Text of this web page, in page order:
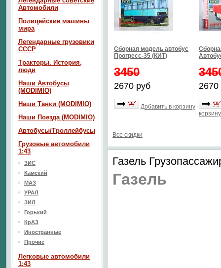
Сборная модель автобус
Прогресс-35 (КИТ)
3450
2670 руб
Добавить в корзину
2670
корзину
Все скидки
Газель
Газель
Автомобили
Полицейские машины
мира
Легендарные грузовики
СССР
Тракторы. История,
люди
Наши Автобусы
(MODIMIO)
Наши Танки (MODIMIO)
Наши Поезда (MODIMIO)
Автобусы/Троллейбусы
Грузовые автомобили
1:43
ЗИС
Камский
МАЗ
УРАЛ
ЗИЛ
Горький
КрАЗ
Иностранные
Прочие
Легковые автомобили
1:43